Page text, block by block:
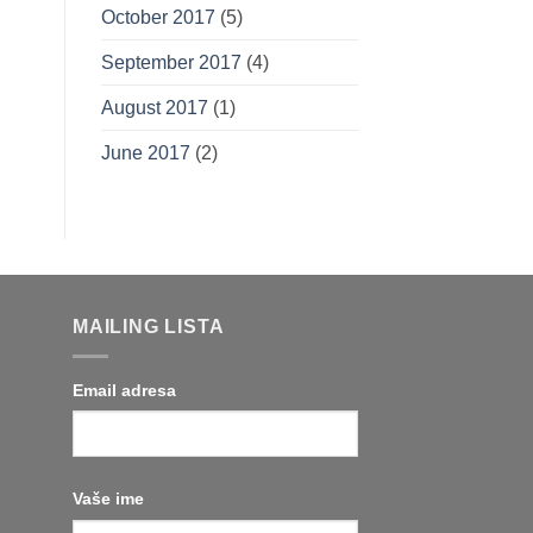
October 2017 (5)
September 2017 (4)
August 2017 (1)
June 2017 (2)
MAILING LISTA
Email adresa
Vaše ime